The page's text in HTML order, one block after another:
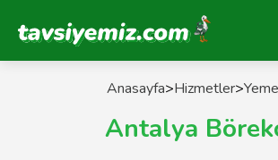
Tavsiyemiz Anasayfa
Anasayfa>Hizmetler>
Antalya